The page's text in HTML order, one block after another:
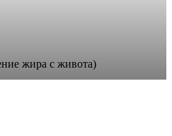
жира с живота)